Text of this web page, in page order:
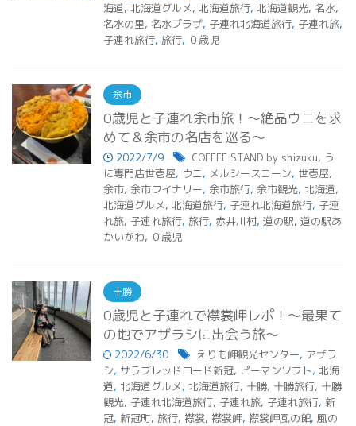
海道, 北海道グルメ, 北海道旅行, 北海道観光, 名水,
名水の里, 名水プラザ, 子連れ北海道旅行, 子連れ旅,
子連れ旅行, 旅行, ０歳児
余市
0歳児と子連れ余市旅！～絶品ウニを求
めて＆余市の名店を巡る～
2022/7/9 COFFEE STAND by shizuku, う
に専門店世壱屋, ウニ, メルシースコーン, 世壱屋,
余市, 余市ワイナリー, 余市旅行, 余市観光, 北海道,
北海道グルメ, 北海道旅行, 子連れ北海道旅行, 子連
れ旅, 子連れ旅行, 旅行, 赤井川村, 道の駅, 道の駅あ
かいがわ, ０歳児
十勝
0歳児と子連れで襟裳岬レポ！～最果て
の地でアザラシに出会う旅～
2022/6/30 えりも岬観光センター, アザラ
シ, サラブレッドロード新冠, ピーマンソフト, 北海
道, 北海道グルメ, 北海道旅行, 十勝, 十勝旅行, 十勝
観光, 子連れ北海道旅行, 子連れ旅, 子連れ旅行, 新
冠, 新冠町, 旅行, 襟裳, 襟裳岬, 襟裳岬風の館, 風の